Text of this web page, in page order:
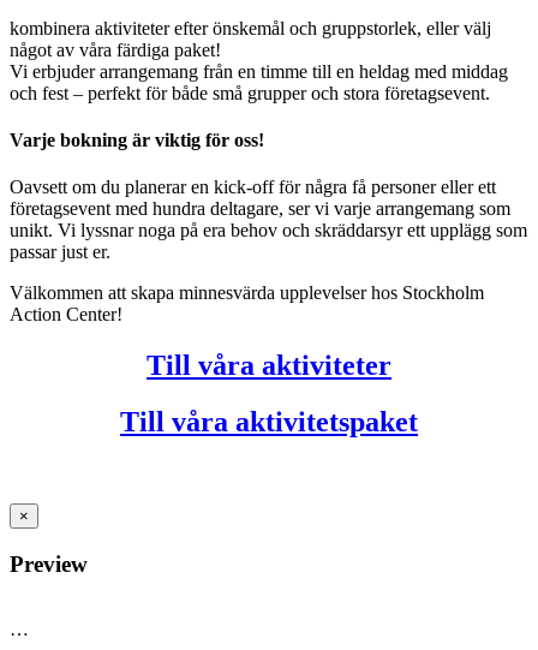
kombinera aktiviteter efter önskemål och gruppstorlek, eller välj
något av våra färdiga paket!
Vi erbjuder arrangemang från en timme till en heldag med middag
och fest – perfekt för både små grupper och stora företagsevent.
Varje bokning är viktig för oss!
Oavsett om du planerar en kick-off för några få personer eller ett
företagsevent med hundra deltagare, ser vi varje arrangemang som
unikt. Vi lyssnar noga på era behov och skräddarsyr ett upplägg som
passar just er.
Välkommen att skapa minnesvärda upplevelser hos Stockholm
Action Center!
Till våra aktiviteter
Till våra aktivitetspaket
×
Preview
…